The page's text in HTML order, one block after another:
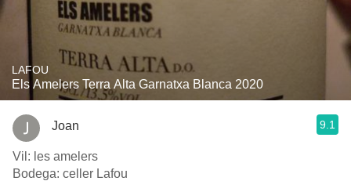
LAFOU
Els Amelers Terra Alta Garnatxa Blanca 2020
Joan 9.1
Vil: les amelers
Bodega: celler Lafou